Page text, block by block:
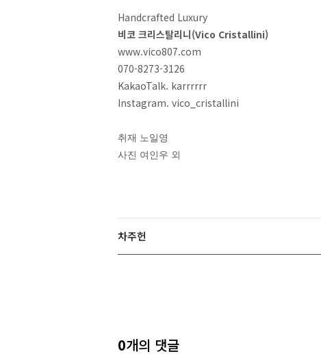
Handcrafted Luxury
비코 크리스탈리니(Vico Cristallini)
www.vico807.com
070-8273-3126
KakaoTalk. karrrrrr
Instagram. vico_cristallini
취재 노일영
사진 여인우 외
차주헌
0개의 댓글